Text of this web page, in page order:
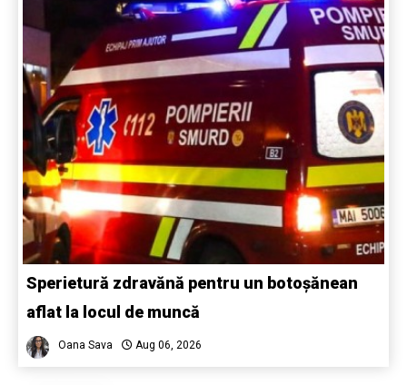
Sperietură zdravănă pentru un botoșănean
aflat la locul de muncă
Oana Sava Aug 06, 2026